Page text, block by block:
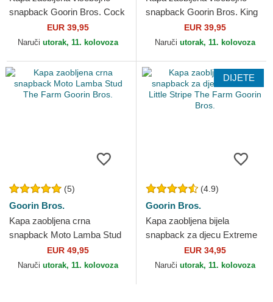
snapback Goorin Bros. Cock
Team Rooster Original
Recipe Team Pride The...
EUR 39,95
Naruči utorak, 11. kolovoza
snapback Goorin Bros. King
Team Tiger Original Recipe
Team Pride The...
EUR 39,95
Naruči utorak, 11. kolovoza
(5)
Goorin Bros.
Kapa zaobljena crna
snapback Moto Lamba Stud
The Farm Goorin Bros.
EUR 49,95
Naruči utorak, 11. kolovoza
DIJETE
(4.9)
Goorin Bros.
Kapa zaobljena bijela
snapback za djecu Extreme
Little Stripe The Farm Goorin
Bros.
EUR 34,95
Naruči utorak, 11. kolovoza